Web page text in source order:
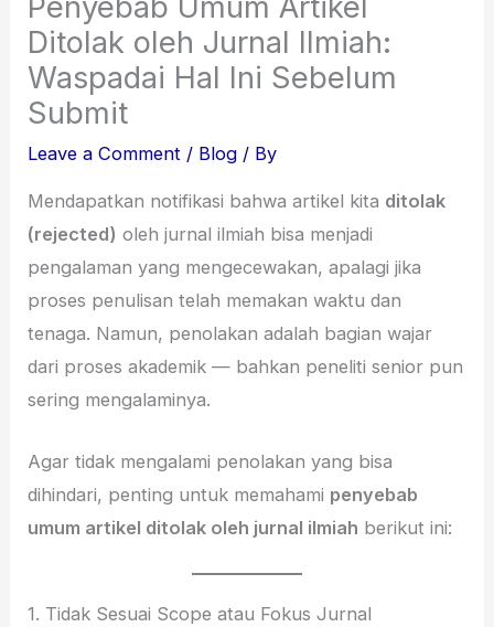
Ditolak oleh Jurnal Ilmiah:
Waspadai Hal Ini Sebelum
Submit
Leave a Comment / Blog / By
Mendapatkan notifikasi bahwa artikel kita ditolak
(rejected) oleh jurnal ilmiah bisa menjadi
pengalaman yang mengecewakan, apalagi jika
proses penulisan telah memakan waktu dan
tenaga. Namun, penolakan adalah bagian wajar
dari proses akademik — bahkan peneliti senior pun
sering mengalaminya.
Agar tidak mengalami penolakan yang bisa
dihindari, penting untuk memahami penyebab
umum artikel ditolak oleh jurnal ilmiah berikut ini:
1. Tidak Sesuai Scope atau Fokus Jurnal